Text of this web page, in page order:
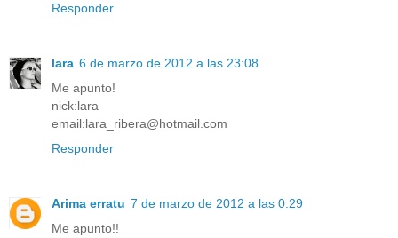
Responder
lara 6 de marzo de 2012 a las 23:08
Me apunto!
nick:lara
email:lara_ribera@hotmail.com
Responder
Arima erratu 7 de marzo de 2012 a las 0:29
Me apunto!!